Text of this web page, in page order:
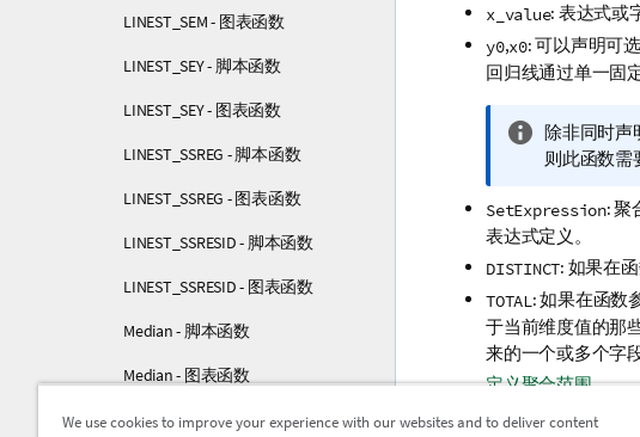
LINEST_SEM - 图表函数
LINEST_SEY - 脚本函数
LINEST_SEY - 图表函数
LINEST_SSREG - 脚本函数
LINEST_SSREG - 图表函数
LINEST_SSRESID - 脚本函数
LINEST_SSRESID - 图表函数
Median - 脚本函数
Median - 图表函数
MutualInfo - 图表函数
x_value: 表达式或
y0,x0: 可以声明可
回归线通过单一固
信
息
释
除非同时声
则此函数需
SetExpression: 聚
表达式定义。
DISTINCT: 如果在
TOTAL : 如果在函数
于当前维度值的那
来的一个或多个字
定义聚合范围
限制：
We use cookies to improve your experience with our websites and to deliver content